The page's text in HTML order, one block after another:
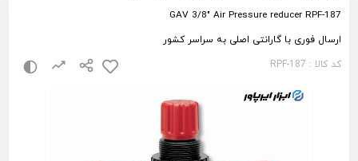
GAV 3/8" Air Pressure reducer RPF-187
ارسال فوری با گارانتی اصلی به سراسر کشور
کد کالا : RPF-187